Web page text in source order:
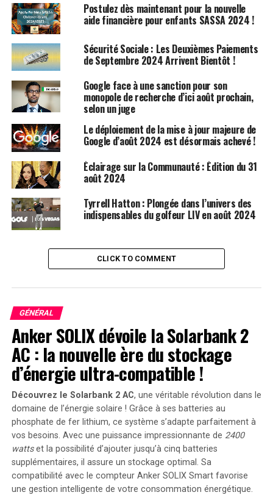
Allocations pour les personnes âgées: Les paiements
pour les personnes âgées débuteront le vendredi 2 août
2024. Cela inclut toutes les allocations associées à ces
comptes.
Allocations pour les personnes en situation de
handicap: Les paiements pour les allocations de
handicap commenceront le lundi 5 août 2024. Les
bénéficiaires doivent s’assurer que leurs comptes sont
prêts à recevoir ces fonds.
Allocations pour les enfants
allocations destinées aux enfants commenceront le
mardi 6 août 2024. Cela garantit que les familles qui
dépendent de ces fonds peuvent y accéder rapidement.
Rôle essentiel des paiements
Les paiements SASSA en août 2024 sont essentiels pour
garantir que les groupes vulnérables reçoivent le
soutien financier dont ils ont besoin. Les personnes
âgées comptent sur leurs allocations pour couvrir des
dépenses de première nécessité, telles que la nourriture
et lessoins médicaux . De même, les personnes en
situation de handicap dépendent de ces aides pour
répondre à leurs besoins spécifiques, qui peuvent
inclure des soins spécialisés et des équipements adaptés.
Les allocations pour enfants aident les familles à
subvenir aux besoins de leurs jeunes, en couvrant les
coûts liés à la nutrition, à l’éducation et aux soins de
santé.
Postulez dès maintenant pour la nouvelle
aide financière pour enfants SASSA 2024 !
Sécurité Sociale : Les Deuxièmes Paiements
de Septembre 2024 Arrivent Bientôt !
Google face à une sanction pour son
monopole de recherche d’ici août prochain,
selon un juge
Le déploiement de la mise à jour majeure de
Google d’août 2024 est désormais achevé !
Éclairage sur la Communauté : Édition du 31
août 2024
Tyrrell Hatton : Plongée dans l’univers des
indispensables du golfeur LIV en août 2024
CLICK TO COMMENT
GÉNÉRAL
Anker SOLIX dévoile la Solarbank 2
AC : la nouvelle ère du stockage
d’énergie ultra-compatible !
Découvrez le Solarbank 2 AC, une véritable révolution dans le
domaine de l’énergie solaire ! Grâce à ses batteries au
phosphate de fer lithium, ce système s’adapte parfaitement à
vos besoins. Avec une puissance impressionnante de 2400
wattset la possibilité d’ajouter jusqu’à cinq batteries
supplémentaires, il assure un stockage optimal. Sa
compatibilité avec le compteur Anker SOLIX Smart favorise
une gestion intelligente de votre consommation énergétique.